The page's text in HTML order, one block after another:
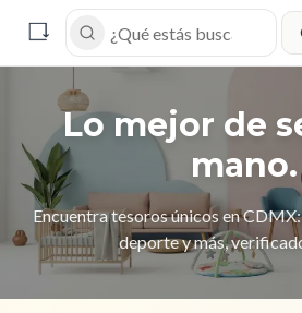
Buscar
Lo mejor de
mano.
Encuentra tesoros únicos en
deporte y más,